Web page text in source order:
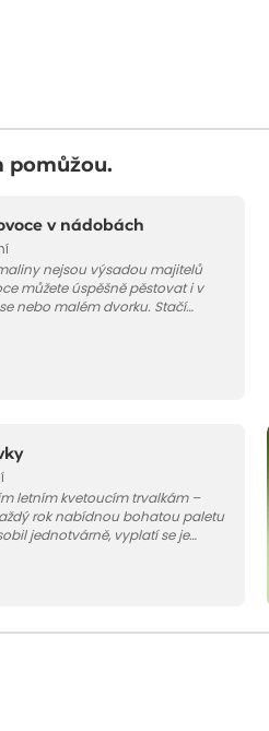
pomůžou.
v nádobách
nejsou výsadou majitelů
můžete úspěšně pěstovat i v
nebo malém dvorku. Stačí
článku vám poradíme, jak na
letním kvetoucím trvalkám –
rok nabídnou bohatou paletu
jednotvárně, vyplatí se je
dnešním článku vám ukážeme, s
denivky nejlépe ladí.